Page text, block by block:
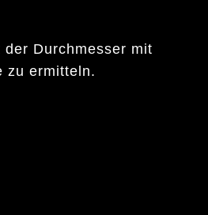
Durchmesser mit
zu ermitteln.